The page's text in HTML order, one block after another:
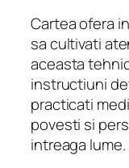
Cartea ofera
sa cultivati
aceasta
instructiuni
practicati
povesti si
intreaga lume.